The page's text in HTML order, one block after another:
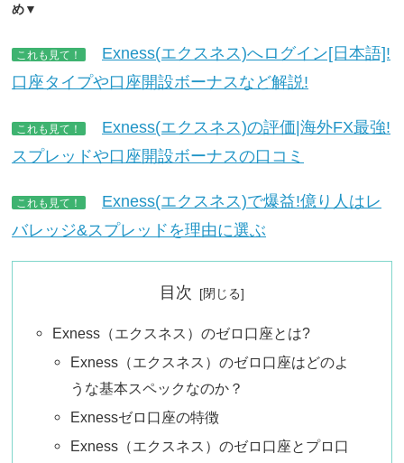
め▼
これも見て！
Exness(エクスネス)へログイン[日本語]!
口座タイプや口座開設ボーナスなど解説!
これも見て！
Exness(エクスネス)の評価|海外FX最強!
スプレッドや口座開設ボーナスの口コミ
これも見て！
Exness(エクスネス)で爆益!億り人はレ
バレッジ&スプレッドを理由に選ぶ
目次
Exness（エクスネス）のゼロ口座とは?
Exness（エクスネス）のゼロ口座はどのよ
うな基本スペックなのか？
Exnessゼロ口座の特徴
Exness（エクスネス）のゼロ口座とプロ口